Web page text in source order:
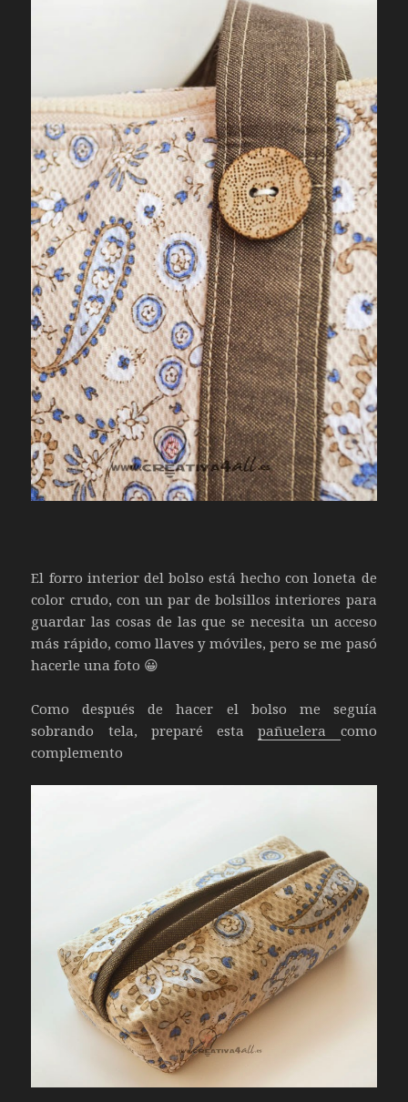
El forro interior del bolso está hecho con loneta de
color crudo, con un par de bolsillos interiores para
guardar las cosas de las que se necesita un acceso
más rápido, como llaves y móviles, pero se me pasó
hacerle una foto 😀
Como después de hacer el bolso me seguía
sobrando tela, preparé estapañuelera como
complemento